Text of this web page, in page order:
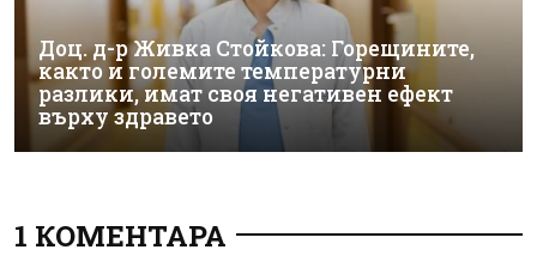
Доц. д-р Живка Стойкова: Горещините,
както и големите температурни
разлики, имат своя негативен ефект
върху здравето
1 КОМЕНТАРА